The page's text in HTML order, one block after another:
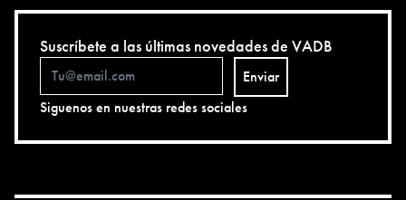
Suscríbete a las últimas novedades de VADB
Enviar
Siguenos en nuestras redes sociales